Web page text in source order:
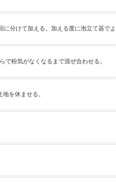
に分けて加える。加える度に泡立て器で
で粉気がなくなるまで混ぜ合わせる。
を休ませる。